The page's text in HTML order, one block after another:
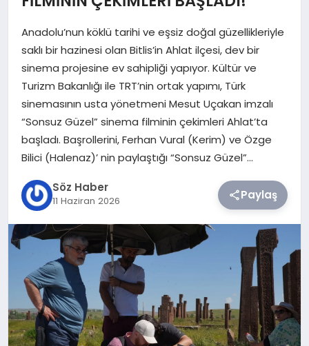
SAĞLIK
DÜNYA
TEKNOLOJI
SIYASET
YAŞAM
Anadolu’nun köklü tarihi ve eşsiz doğal güzellikleriyle
saklı bir hazinesi olan Bitlis’in Ahlat ilçesi, dev bir
sinema projesine ev sahipliği yapıyor. Kültür ve
Turizm Bakanlığı ile TRT’nin ortak yapımı, Türk
sinemasının usta yönetmeni Mesut Uçakan imzalı
“Sonsuz Güzel” sinema filminin çekimleri Ahlat’ta
başladı. Başrollerini, Ferhan Vural (Kerim) ve Özge
Bilici (Halenaz)’ nin paylaştığı “Sonsuz Güzel”…
Söz Haber
11 Haziran 2026 Paylaş